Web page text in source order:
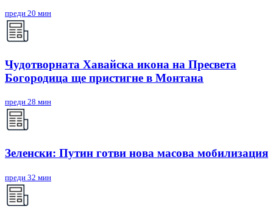
преди 20 мин
Чудотворната Хавайска икона на Пресвета
Богородица ще пристигне в Монтана
преди 28 мин
Зеленски: Путин готви нова масова мобилизация
преди 32 мин